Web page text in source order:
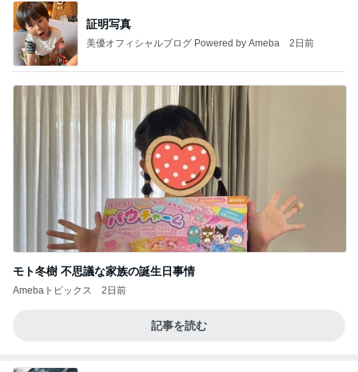
証明写真
美優オフィシャルブログ Powered by Ameba 2日前
モト冬樹 不思議な家族の誕生日事情
Amebaトピックス 2日前
記事を読む